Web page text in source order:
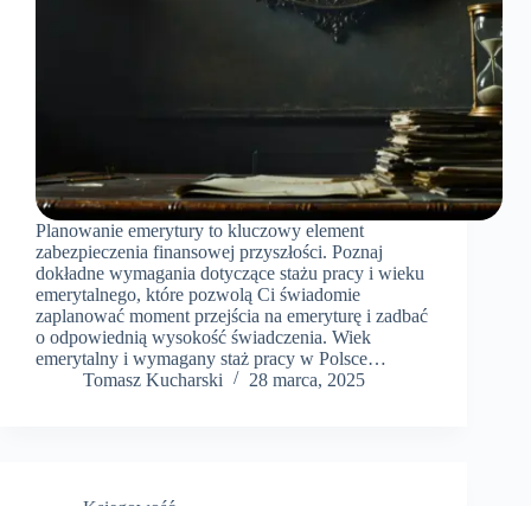
Planowanie emerytury to kluczowy element
zabezpieczenia finansowej przyszłości. Poznaj
dokładne wymagania dotyczące stażu pracy i wieku
emerytalnego, które pozwolą Ci świadomie
zaplanować moment przejścia na emeryturę i zadbać
o odpowiednią wysokość świadczenia. Wiek
emerytalny i wymagany staż pracy w Polsce…
Tomasz Kucharski
28 marca, 2025